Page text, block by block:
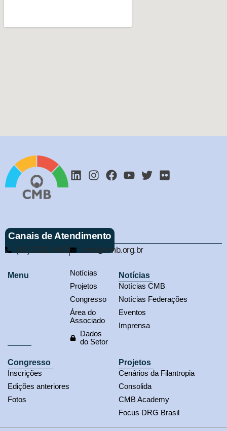
Canais de Atendimento
(61) 3321-9563 cmb@cmb.org.br
Menu
Notícias
Projetos
Congresso
Área do
Associado
Dados
do Setor
Notícias
Notícias CMB
Notícias Federações
Eventos
Imprensa
Congresso
Inscrições
Edições anteriores
Fotos
Projetos
Cenários da Filantropia
Consolida
CMB Academy
Focus DRG Brasil